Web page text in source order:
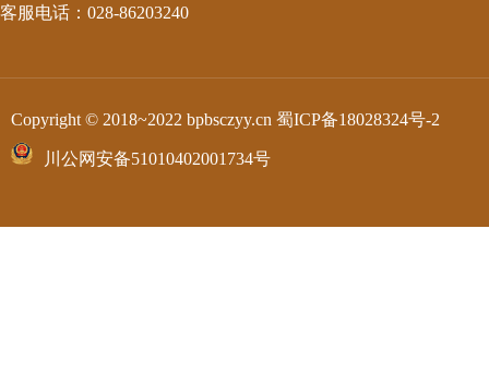
客服电话：028-86203240
Copyright © 2018~2022 bpbsczyy.cn 蜀ICP备18028324号-2
川公网安备51010402001734号